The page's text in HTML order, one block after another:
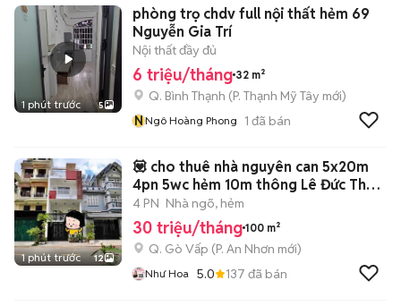
1 phút trước 5
phòng trọ chdv full nội thất hẻm 69
Nguyễn Gia Trí
Nội thất đầy đủ
6 triệu/tháng 32 m²
Q. Bình Thạnh (P. Thạnh Mỹ Tây mới)
NNgô Hoàng Phong 1 đã bán
1 phút trước 12
💟 cho thuê nhà nguyên can 5x20m
4pn 5wc hẻm 10m thông Lê Đức Thọ
p6
4 PN Nhà ngõ, hẻm
30 triệu/tháng 100 m²
Q. Gò Vấp (P. An Nhơn mới)
Như Hoa 5.0 137 đã bán